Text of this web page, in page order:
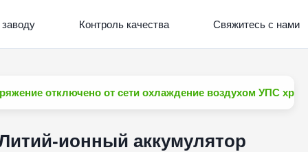
Контроль качества Свяжитесь с нами
отключено от сети охлаждение воздухом УПС
ионный аккумулятор